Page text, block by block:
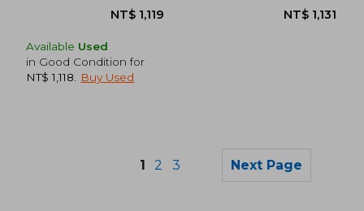
Available Used
in Good Condition for
NT$ 1,118
Buy Used
1 2 3 Next Page